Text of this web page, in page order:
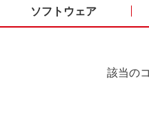
ソフトウェア
該当の